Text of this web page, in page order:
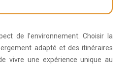
de l’environnement. Choisir la
adapté et des itinéraires
vivre une expérience unique au